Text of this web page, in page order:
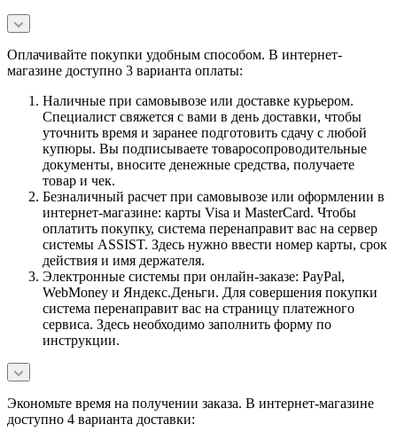
Оплачивайте покупки удобным способом. В интернет-
магазине доступно 3 варианта оплаты:
Наличные при самовывозе или доставке курьером.
Специалист свяжется с вами в день доставки, чтобы
уточнить время и заранее подготовить сдачу с любой
купюры. Вы подписываете товаросопроводительные
документы, вносите денежные средства, получаете
товар и чек.
Безналичный расчет при самовывозе или оформлении в
интернет-магазине: карты Visa и MasterCard. Чтобы
оплатить покупку, система перенаправит вас на сервер
системы ASSIST. Здесь нужно ввести номер карты, срок
действия и имя держателя.
Электронные системы при онлайн-заказе: PayPal,
WebMoney и Яндекс.Деньги. Для совершения покупки
система перенаправит вас на страницу платежного
сервиса. Здесь необходимо заполнить форму по
инструкции.
Экономьте время на получении заказа. В интернет-магазине
доступно 4 варианта доставки: